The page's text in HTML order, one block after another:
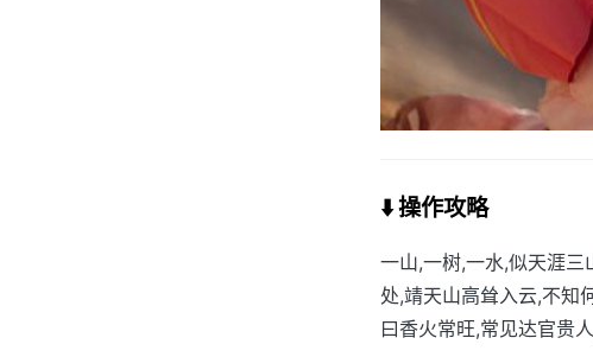
⬇️ 操作攻略
一山,一树,一水,似天涯
处,靖天山高耸入云,不知
曰香火常旺,常见达官贵